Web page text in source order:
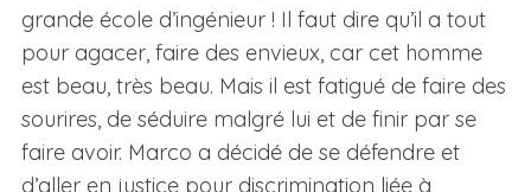
grande école d’ingénieur ! Il faut dire qu’il a tout
pour agacer, faire des envieux, car cet homme
est beau, très beau. Mais il est fatigué de faire des
sourires, de séduire malgré lui et de finir par se
faire avoir. Marco a décidé de se défendre et
d’aller en justice pour discrimination liée à